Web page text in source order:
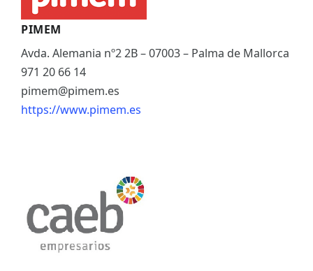
PIMEM
Avda. Alemania nº2 2B – 07003 – Palma de Mallorca
971 20 66 14
pimem@pimem.es
https://www.pimem.es